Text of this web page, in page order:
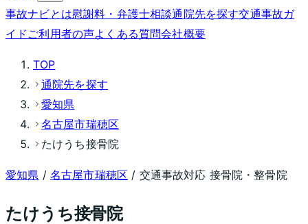
事故ナビとは慰謝料・弁護士相談通院先を探す交通事故ガ
イド ご利用者の声よくある質問会社概要
TOP
通院先を探す
愛知県
名古屋市瑞穂区
たけうち接骨院
愛知県 / 名古屋市瑞穂区 / 交通事故対応 接骨院・整骨院
たけうち接骨院